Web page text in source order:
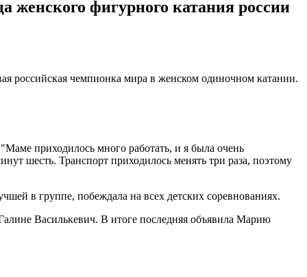
женского фигурного катания россии
российская чемпионка мира в женском одиночном катании.
приходилось много работать, и я была очень
шесть. Транспорт приходилось менять три раза, поэтому
в группе, побеждала на всех детских соревнованиях.
Василькевич. В итоге последняя объявила Марию